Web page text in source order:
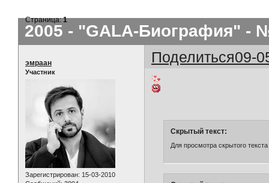
2005 - "GALA-Биография" -
Страница:1
Поделиться09-
эмраан
Участник
Зарегистрирован: 15-03-2010
Скрытый текст:
Для просмотра скрытого